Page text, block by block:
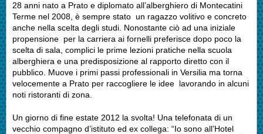
28 anni nato a Prato e diplomato all’alberghiero di Montecatini
Terme nel 2008, è sempre stato un ragazzo volitivo e concreto
anche nella scelta degli studi. Nonostante ciò ad una iniziale
propensione per la carriera ai fornelli preferisce dopo poco la
scelta di sala, complici le prime lezioni pratiche nella scuola
alberghiera e una predisposizione al rapporto diretto con il
pubblico. Muove i primi passi professionali in Versilia ma torna
velocemente a Prato per raccogliere le idee lavorando in alcuni
noti ristoranti di zona.
Un giorno di fine estate 2012 la svolta! Una telefonata di un
vecchio compagno d’istituto ed ex collega: “Io sono all’Hotel